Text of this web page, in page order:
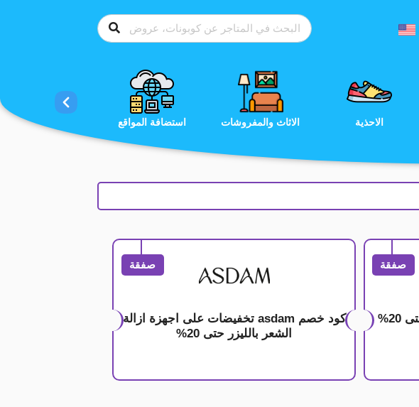
استضافة المواقع الاثاث والمفروشات الاحذية الالكترونيات
صفقة
كود خصم اسدام 2026 تخفيضات حتى 20%
صفقة
كود خصم asdam تخفيضات على اجهزة ازالة
الشعر بالليزر حتى 20%